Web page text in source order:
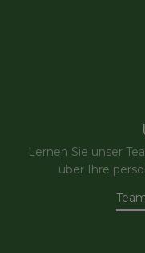
Lernen Sie unser
über Ihre